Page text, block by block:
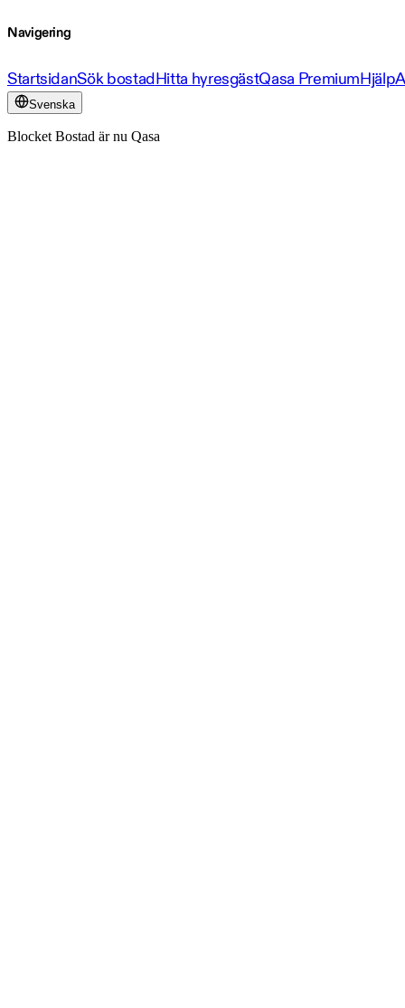
Navigering
StartsidanSök bostadHitta hyresgästQasa PremiumHjälp
Svenska
Blocket Bostad är nu Qasa